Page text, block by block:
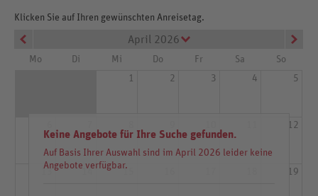
Klicken Sie auf Ihren gewünschten Anreisetag.
Keine Angebote für Ihre Suche gefunden.
Auf Basis Ihrer Auswahl sind im April 2026 leider keine
Angebote verfügbar.
April 2026
Mo Di Mi Do Fr Sa
So
1
2 3 4 5
12
19